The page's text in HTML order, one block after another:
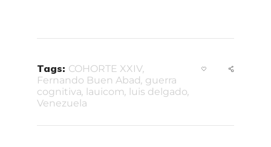
Tags: COHORTE XXIV
Fernando Buen Abad guerra
cognitiva lauicom luis delgado
Venezuela